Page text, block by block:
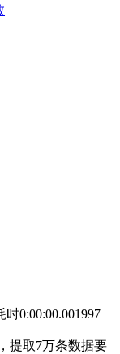
0:00:00.001997
，提取7万条数据要